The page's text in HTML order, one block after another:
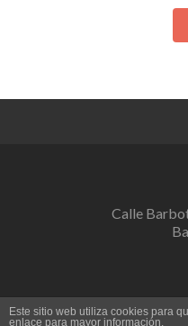
Calle
Este sitio web utiliza cookies para
enlace para mayor información.